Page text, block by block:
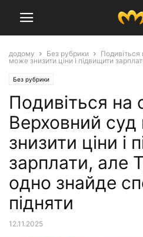
додому Без рубрики
Подивіться
може знизити ціни і підвищити
Без рубрики
Подивіться на
Верховний
знизити ціни і
зарплати, але
одно знайде
підняти
12.11.2025